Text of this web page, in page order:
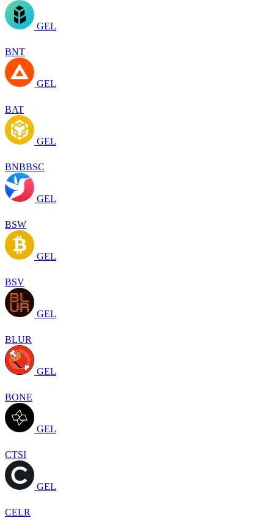
GEL
BNT
GEL
BAT
GEL
BNBBSC
GEL
BSW
GEL
BSV
GEL
BLUR
GEL
BONE
GEL
CTSI
GEL
CELR